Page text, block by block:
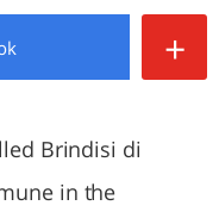
+
Brindisi di
in the